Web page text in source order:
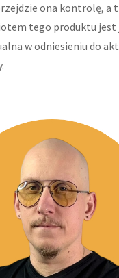
ona kontrolę, a
tego produktu jest
w odniesieniu do